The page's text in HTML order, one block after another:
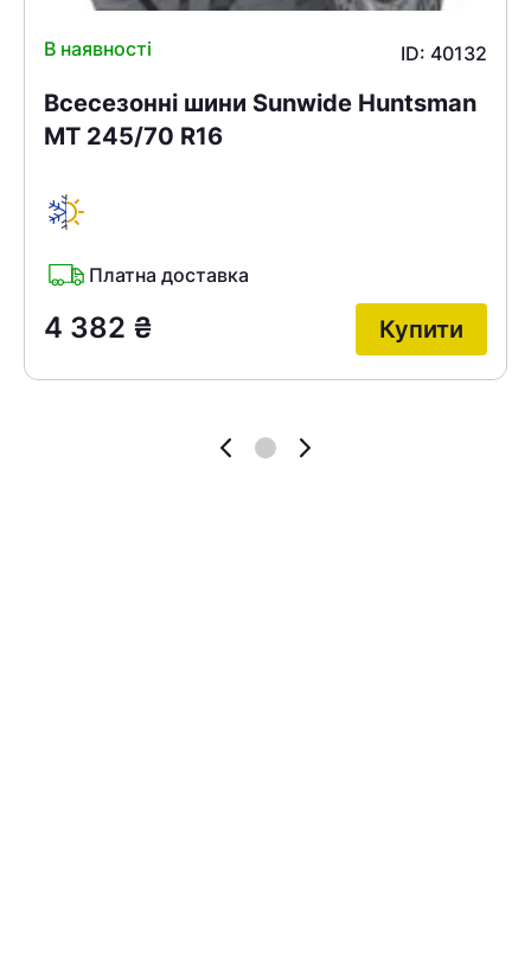
В наявності ID: 40132
Всесезонні шини Sunwide Huntsman
MT 245/70 R16
Платна доставка
4 382 ₴ Купити